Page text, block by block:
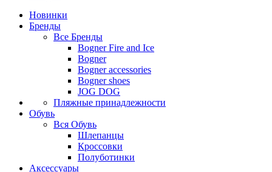
Новинки
Бренды
Все Бренды
Bogner Fire and Ice
Bogner
Bogner accessories
Bogner shoes
JOG DOG
Пляжные принадлежности
Обувь
Вся Обувь
Шлепанцы
Кроссовки
Полуботинки
Аксессуары